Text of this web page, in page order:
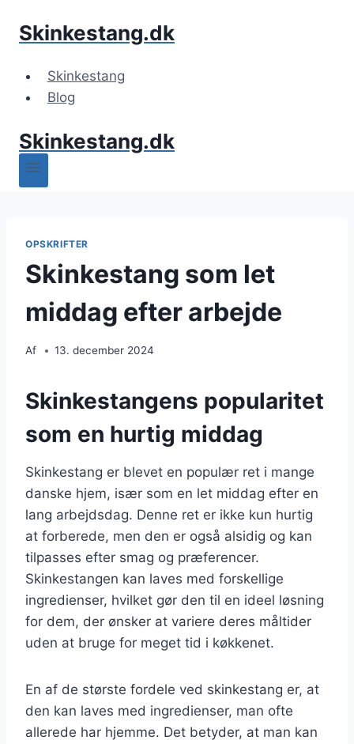
Skinkestang.dk
Skinkestang
Blog
Skinkestang.dk
OPSKRIFTER
Skinkestang som let
middag efter arbejde
Af 13. december 2024
Skinkestangens popularitet
som en hurtig middag
Skinkestang er blevet en populær ret i mange
danske hjem, især som en let middag efter en
lang arbejdsdag. Denne ret er ikke kun hurtig
at forberede, men den er også alsidig og kan
tilpasses efter smag og præferencer.
Skinkestangen kan laves med forskellige
ingredienser, hvilket gør den til en ideel løsning
for dem, der ønsker at variere deres måltider
uden at bruge for meget tid i køkkenet.
En af de største fordele ved skinkestang er, at
den kan laves med ingredienser, man ofte
allerede har hjemme. Det betyder, at man kan